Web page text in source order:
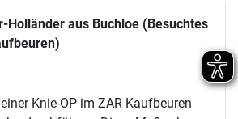
Holländer aus Buchloe (Besuchtes
Knie-OP im ZAR Kaufbeuren